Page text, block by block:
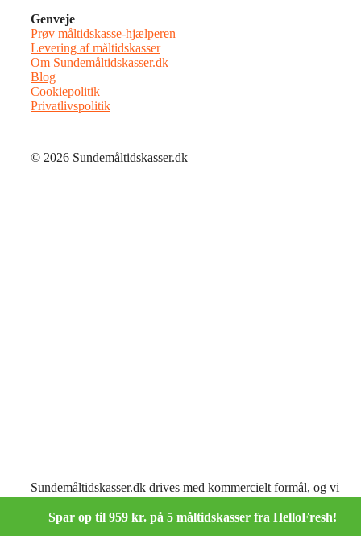
Genveje
Prøv måltidskasse-hjælperen
Levering af måltidskasser
Om Sundemåltidskasser.dk
Blog
Cookiepolitik
Privatlivspolitik
© 2026 Sundemåltidskasser.dk
Sundemåltidskasser.dk drives med kommercielt formål, og vi
omtaler her på siden.
Spar op til 959 kr. på 5 måltidskasser fra HelloFresh!